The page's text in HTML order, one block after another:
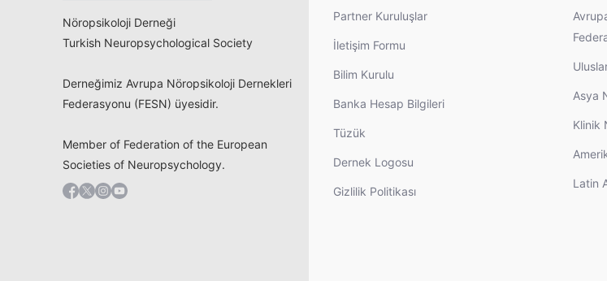
Nöropsikoloji Derneği
Turkish Neuropsychological Society
Derneğimiz Avrupa Nöropsikoloji Dernekleri
Federasyonu (FESN) üyesidir.
Member of Federation of the European
Societies of Neuropsychology.
Partner Kuruluşlar
İletişim Formu
Bilim Kurulu
Banka Hesap Bilgileri
Tüzük
Dernek Logosu
Gizlilik Politikası
Asya
Klinik
Latin